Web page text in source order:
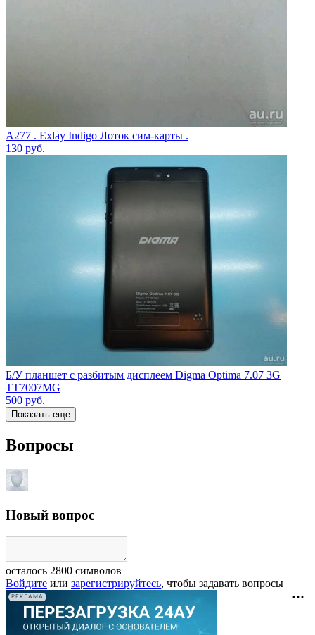
A277 . Exlay Indigo Лоток сим-карты .
130 руб.
Б/У планшет с разбитым дисплеем Digma Optima 7.07 3G
TT7007MG
500 руб.
Показать еще
Вопросы
Новый вопрос
осталось 2800 символов
Войдите или зарегистрируйтесь, чтобы задавать вопросы
РЕКЛАМА